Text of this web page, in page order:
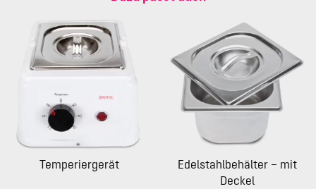
Temperiergerät
Edelstahlbehälter – mit
Deckel